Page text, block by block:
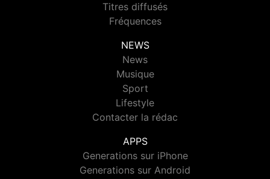
Titres diffusés
Fréquences
NEWS
News
Musique
Sport
Lifestyle
Contacter la rédac
APPS
Generations sur iPhone
Generations sur Android